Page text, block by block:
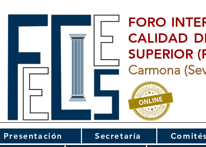
FORO
CALIDAD
SUPERIOR
Carmona
Presentación Secretaría Comités